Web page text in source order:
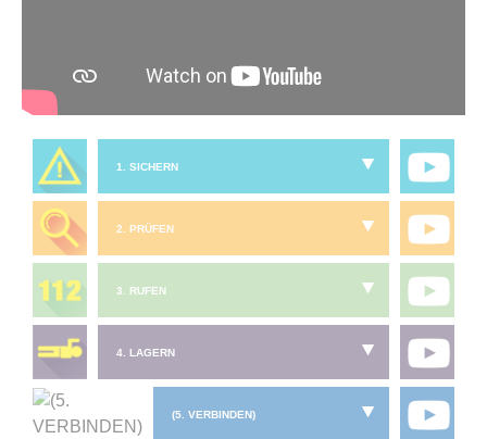
1. SICHERN
2. PRÜFEN
3. RUFEN
4. LAGERN
(5. VERBINDEN)